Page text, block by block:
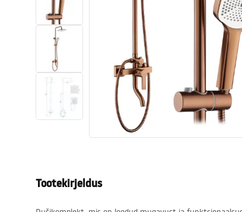
Vannid ja ekraanid
Vannitoa segistid
Vannitoas dušid
Tootekirjeldus